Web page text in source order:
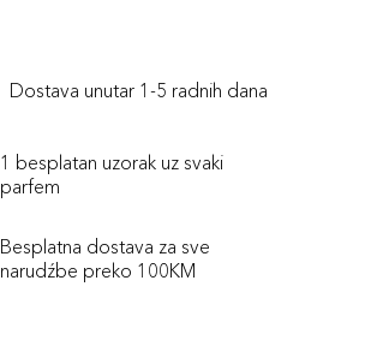
Dostava unutar 1-5 radnih dana
1 besplatan uzorak uz svaki
parfem
Besplatna dostava za sve
narudźbe preko 100KM